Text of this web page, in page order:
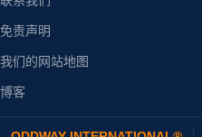
免责声明
我们的网站地图
博客